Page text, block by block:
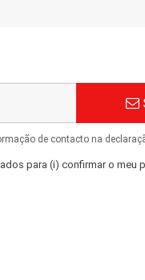
de contacto na
para (i) confirmar o meu